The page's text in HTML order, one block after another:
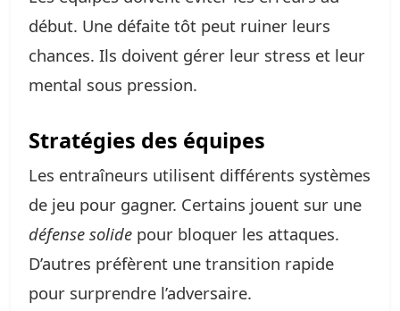
début. Une défaite tôt peut ruiner leurs
chances. Ils doivent gérer leur stress et leur
mental sous pression.
Stratégies des équipes
Les entraîneurs utilisent différents systèmes
de jeu pour gagner. Certains jouent sur une
défense solide pour bloquer les attaques.
D’autres préfèrent une transition rapide
pour surprendre l’adversaire.